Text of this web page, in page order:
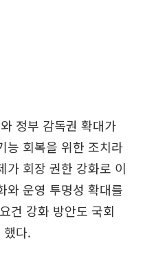
정부 감독권 확대가
능 회복을 위한 조치라
가 회장 권한 강화로 이
와 운영 투명성 확대를
건 강화 방안도 국회
했다.